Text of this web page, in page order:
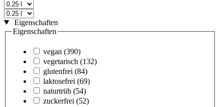
Eigenschaften
Eigenschaften
vegan (390)
vegetarisch (132)
glutenfrei (84)
laktosefrei (69)
naturtrüb (54)
zuckerfrei (52)